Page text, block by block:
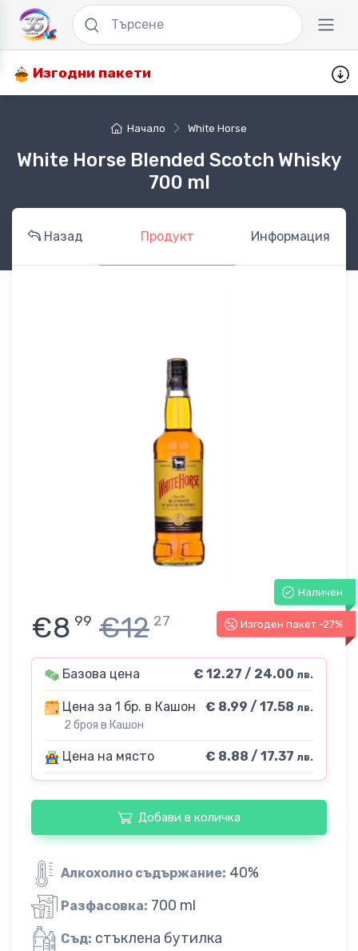
Изгодни пакети
Начало White Horse
White Horse Blended Scotch Whisky
700 ml
Назад Продукт Информация
Наличен
Изгоден пакет -27%
€8 99 €12 27
Базова цена € 12.27 / 24.00 лв.
Цена за 1 бр. в Кашон
2 броя в Кашон
€ 8.99 / 17.58 лв.
Цена на място € 8.88 / 17.37 лв.
Добави в количка
Алкохолно съдържание: 40%
Разфасовка: 700 ml
Съд: стъклена бутилка